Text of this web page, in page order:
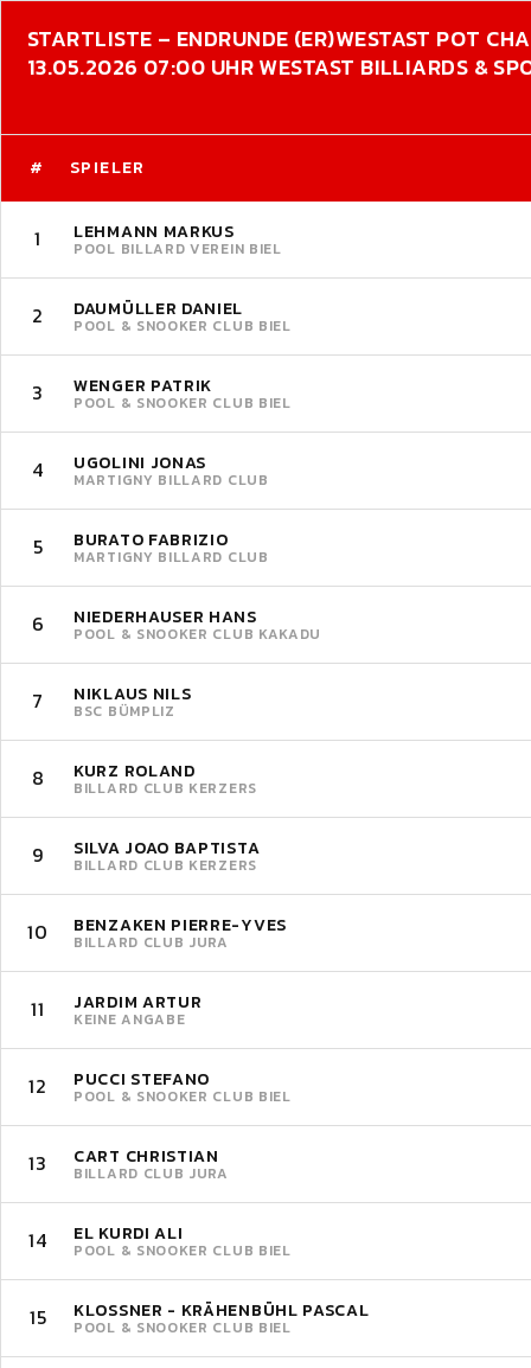
STARTLISTE – ENDRUNDE (ER)WESTAST POT
13.05.2026 07:00 UHR WESTAST BILLIARDS &
# SPIELER
1 LEHMANN MARKUS
POOL BILLARD VEREIN BIEL
2 DAUMÜLLER DANIEL
POOL & SNOOKER CLUB BIEL
3 WENGER PATRIK
POOL & SNOOKER CLUB BIEL
4 UGOLINI JONAS
MARTIGNY BILLARD CLUB
5 BURATO FABRIZIO
MARTIGNY BILLARD CLUB
6 NIEDERHAUSER HANS
POOL & SNOOKER CLUB KAKADU
7 NIKLAUS NILS
BSC BÜMPLIZ
8 KURZ ROLAND
BILLARD CLUB KERZERS
9 SILVA JOAO BAPTISTA
BILLARD CLUB KERZERS
10 BENZAKEN PIERRE-YVES
BILLARD CLUB JURA
11 JARDIM ARTUR
KEINE ANGABE
12 PUCCI STEFANO
POOL & SNOOKER CLUB BIEL
13 CART CHRISTIAN
BILLARD CLUB JURA
14 EL KURDI ALI
POOL & SNOOKER CLUB BIEL
15 KLOSSNER - KRÄHENBÜHL PASCAL
POOL & SNOOKER CLUB BIEL